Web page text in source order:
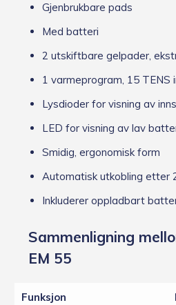
Gjenbrukbare pads
Med batteri
2 utskiftbare gelpader,
1 varmeprogram, 15
Lysdioder for visning av
LED for visning av lav
Smidig, ergonomisk form
Automatisk utkobling etter
Inkluderer oppladbart
Sammenligning
EM 55
Funksjon